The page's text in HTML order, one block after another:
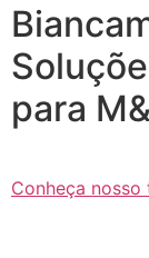
para
Conheça nosso